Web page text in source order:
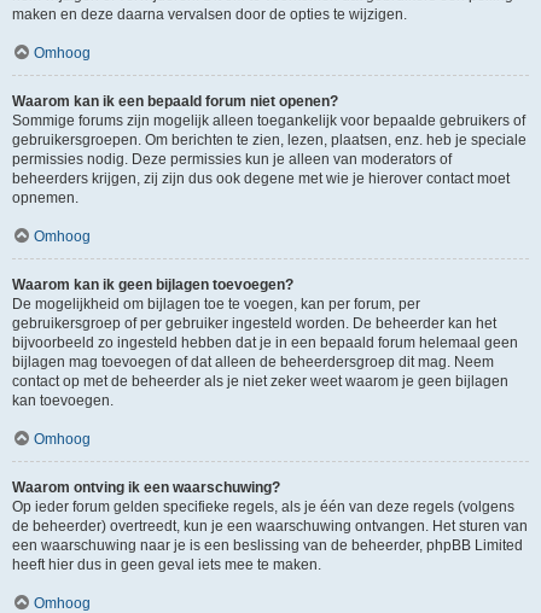
maken en deze daarna vervalsen door de opties te wijzigen.
Omhoog
Waarom kan ik een bepaald forum niet openen?
Sommige forums zijn mogelijk alleen toegankelijk voor bepaalde gebruikers of
gebruikersgroepen. Om berichten te zien, lezen, plaatsen, enz. heb je speciale
permissies nodig. Deze permissies kun je alleen van moderators of
beheerders krijgen, zij zijn dus ook degene met wie je hierover contact moet
opnemen.
Omhoog
Waarom kan ik geen bijlagen toevoegen?
De mogelijkheid om bijlagen toe te voegen, kan per forum, per
gebruikersgroep of per gebruiker ingesteld worden. De beheerder kan het
bijvoorbeeld zo ingesteld hebben dat je in een bepaald forum helemaal geen
bijlagen mag toevoegen of dat alleen de beheerdersgroep dit mag. Neem
contact op met de beheerder als je niet zeker weet waarom je geen bijlagen
kan toevoegen.
Omhoog
Waarom ontving ik een waarschuwing?
Op ieder forum gelden specifieke regels, als je één van deze regels (volgens
de beheerder) overtreedt, kun je een waarschuwing ontvangen. Het sturen van
een waarschuwing naar je is een beslissing van de beheerder, phpBB Limited
heeft hier dus in geen geval iets mee te maken.
Omhoog